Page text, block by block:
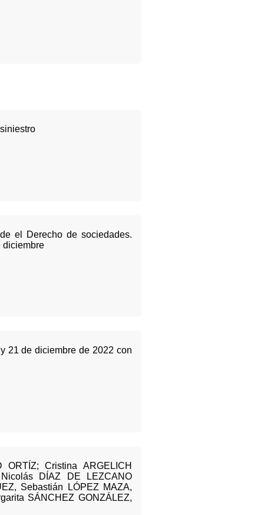
el Derecho de sociedades.
diciembre
21 de diciembre de 2022 con
Cristina ARGELICH
DÍAZ DE LEZCANO
Sebastián LÓPEZ MAZA,
SÁNCHEZ GONZÁLEZ,